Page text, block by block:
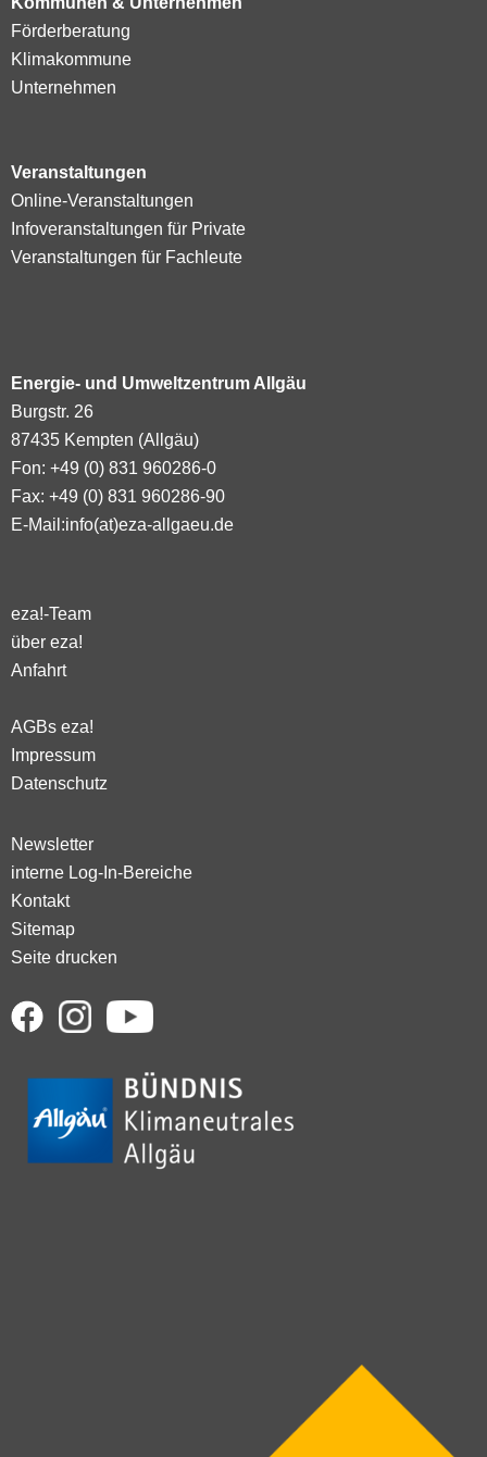
Förderberatung
Klimakommune
Unternehmen
Veranstaltungen
Online-Veranstaltungen
Infoveranstaltungen für Private
Veranstaltungen für Fachleute
Energie- und Umweltzentrum Allgäu
Burgstr. 26
87435 Kempten (Allgäu)
Fon: +49 (0) 831 960286-0
Fax: +49 (0) 831 960286-90
E-Mail:info(at)eza-allgaeu.de
eza!-Team
über eza!
Anfahrt
AGBs eza!
Impressum
Datenschutz
Newsletter
interne Log-In-Bereiche
Kontakt
Sitemap
Seite drucken